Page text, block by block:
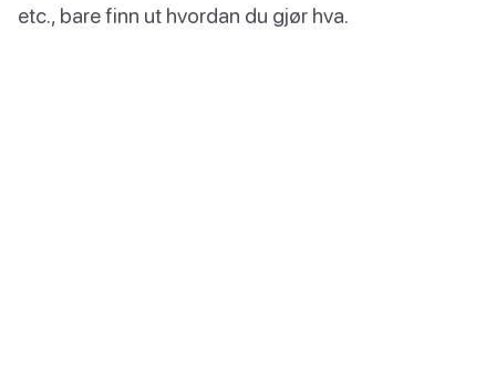
etc., bare finn ut hvordan du gjør hva.